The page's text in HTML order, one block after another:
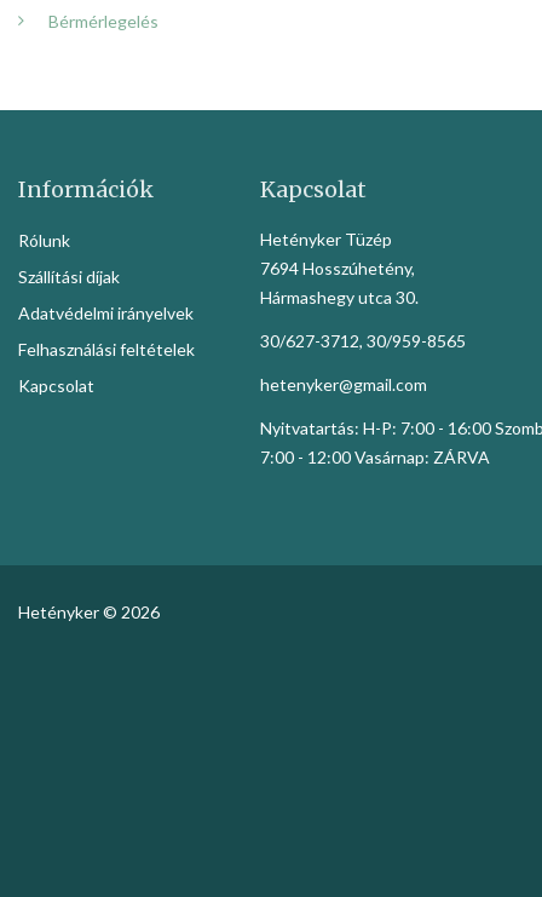
Bérmérlegelés
Információk
Rólunk
Szállítási díjak
Adatvédelmi irányelvek
Felhasználási feltételek
Kapcsolat
Kapcsolat
Hetényker Tüzép
7694 Hosszúhetény,
Hármashegy utca 30.
30/627-3712, 30/959-8565
hetenyker@gmail.com
Nyitvatartás: H-P: 7:00 - 16:00
7:00 - 12:00 Vasárnap: ZÁRVA
Hetényker © 2026